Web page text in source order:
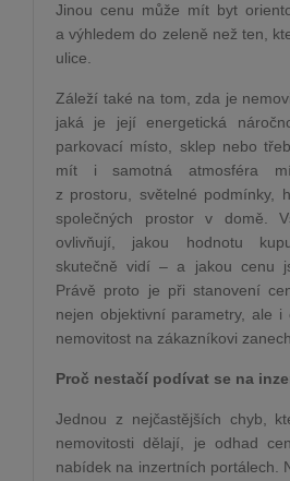
Jinou cenu může mít byt
a výhledem do zeleně než ten,
ulice.
Záleží také na tom, zda je
jaká je její energetická
parkovací místo, sklep nebo
mít i samotná atmosféra
z prostoru, světelné podmínky,
společných prostor v domě.
ovlivňují, jakou hodnotu
skutečně vidí – a jakou cenu
Právě proto je při stanovení
nejen objektivní parametry, ale i
nemovitost na zákazníkovi
Proč nestačí podívat se na
Jednou z nejčastějších chyb,
nemovitosti dělají, je odhad
nabídek na inzertních portálech.